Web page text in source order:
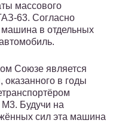
массового
63. Согласно
машина в отдельных
Союзе является
в годы
Будучи на
сил эта машина